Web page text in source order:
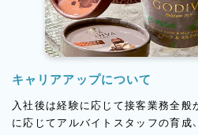
キャリアアップについて
入社後は経験に応じて接客業務全般
に応じてアルバイトスタッフの育成